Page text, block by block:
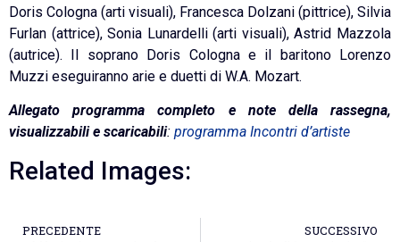
Doris Cologna (arti visuali), Francesca Dolzani (pittrice), Silvia
Furlan (attrice), Sonia Lunardelli (arti visuali), Astrid Mazzola
(autrice). Il soprano Doris Cologna e il baritono Lorenzo
Muzzi eseguiranno arie e duetti di W.A. Mozart.
Allegato programma completo e note della rassegna,
visualizzabili e scaricabili: programma Incontri d’artiste
Related Images:
PRECEDENTE SUCCESSIVO